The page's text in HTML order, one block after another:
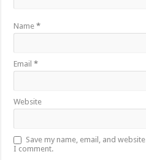
Name*
Email*
Website
Save my name, email, and
I comment.